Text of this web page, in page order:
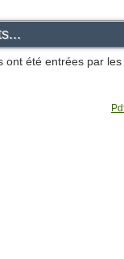
été entrées par